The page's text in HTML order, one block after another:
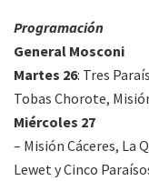
Programación
General Mosconi
Martes 26: Tres
Tobas Chorote,
Miércoles 27
– Misión Cáceres, La
Lewet y Cinco